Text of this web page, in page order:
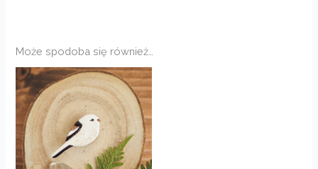
Może spodoba się również…